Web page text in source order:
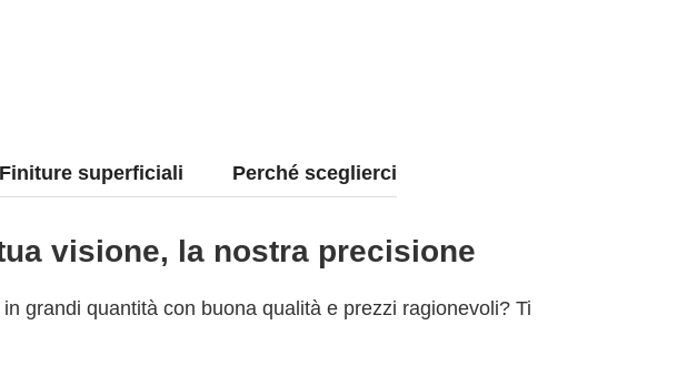
Finiture superficiali Perché sceglierci
visione, la nostra precisione
grandi quantità con buona qualità e prezzi ragionevoli? Ti